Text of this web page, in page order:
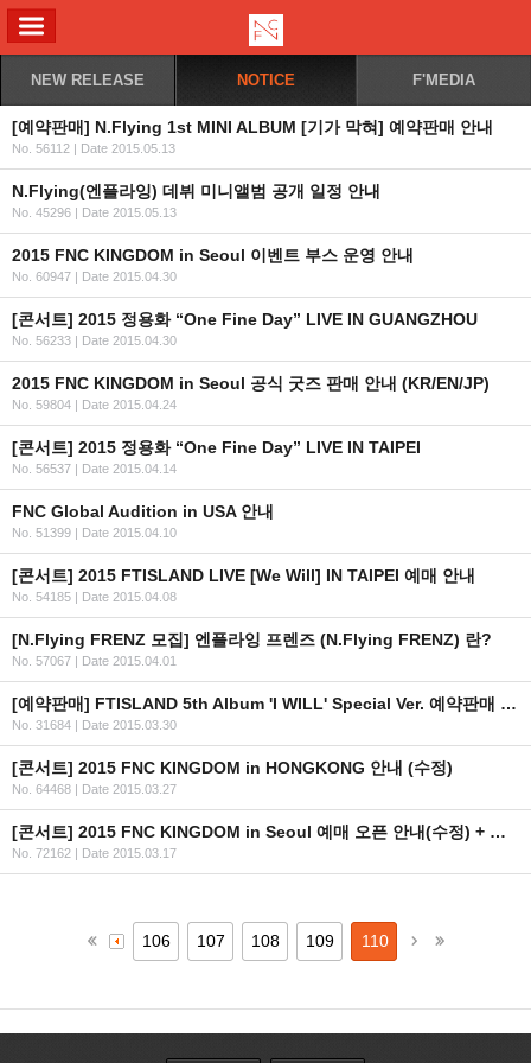
NEW RELEASE NOTICE F'MEDIA
[예약판매] N.Flying 1st MINI ALBUM [기가 막혀] 예약판매 안내
No. 56112 | Date 2015.05.13
N.Flying(엔플라잉) 데뷔 미니앨범 공개 일정 안내
No. 45296 | Date 2015.05.13
2015 FNC KINGDOM in Seoul 이벤트 부스 운영 안내
No. 60947 | Date 2015.04.30
[콘서트] 2015 정용화 “One Fine Day” LIVE IN GUANGZHOU
No. 56233 | Date 2015.04.30
2015 FNC KINGDOM in Seoul 공식 굿즈 판매 안내 (KR/EN/JP)
No. 59804 | Date 2015.04.24
[콘서트] 2015 정용화 “One Fine Day” LIVE IN TAIPEI
No. 56537 | Date 2015.04.14
FNC Global Audition in USA 안내
No. 51399 | Date 2015.04.10
[콘서트] 2015 FTISLAND LIVE [We Will] IN TAIPEI 예매 안내
No. 54185 | Date 2015.04.08
[N.Flying FRENZ 모집] 엔플라잉 프렌즈 (N.Flying FRENZ) 란?
No. 57067 | Date 2015.04.01
[예약판매] FTISLAND 5th Album 'I WILL' Special Ver. 예약판매 안내
No. 31684 | Date 2015.03.30
[콘서트] 2015 FNC KINGDOM in HONGKONG 안내 (수정)
No. 64468 | Date 2015.03.27
[콘서트] 2015 FNC KINGDOM in Seoul 예매 오픈 안내(수정) + 좌석배치도/예매URL
No. 72162 | Date 2015.03.17
106 107 108 109 110